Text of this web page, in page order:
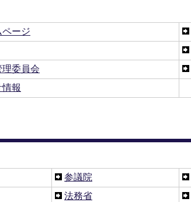
ージ
委員会
報
参議院
法務省